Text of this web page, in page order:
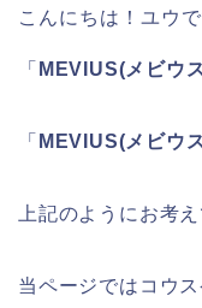
こんにちは！ユウで
「 MEVIUS(メビウ
「 MEVIUS(メビウ
上記のようにお考
当ページではコウ